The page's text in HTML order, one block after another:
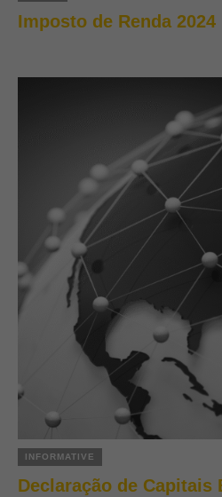
Imposto de Renda 2024
INFORMATIVE
Declaração de Capitais